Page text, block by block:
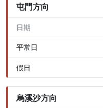
屯門方向
日期
平常日
假日
烏溪沙方向